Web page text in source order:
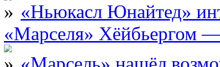
«Ньюкасл Юнайтед»
«Марселя» Хёйбьергом